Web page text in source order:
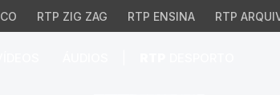
RTP ZIG ZAG RTP ENSINA RTP
Padre